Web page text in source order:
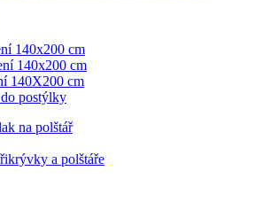
140x200 cm
140x200 cm
140X200 cm
postýlky
na polštář
a polštáře